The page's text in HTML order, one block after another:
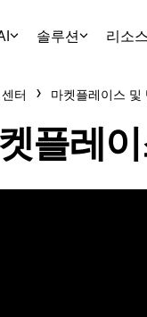
솔루션 리소스
터 마켓플레이스 및
플레